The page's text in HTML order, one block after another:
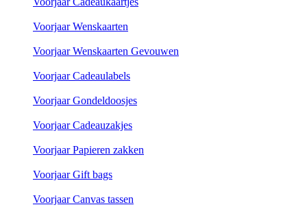
Voorjaar Wenskaarten
Voorjaar Wenskaarten Gevouwen
Voorjaar Cadeaulabels
Voorjaar Gondeldoosjes
Voorjaar Cadeauzakjes
Voorjaar Papieren zakken
Voorjaar Gift bags
Voorjaar Canvas tassen